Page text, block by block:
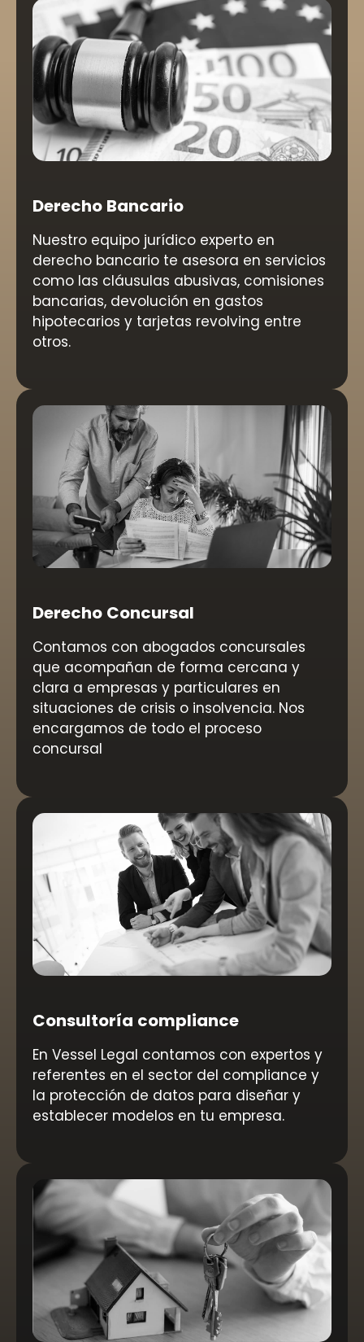
Derecho Bancario
Nuestro equipo jurídico experto en
derecho bancario te asesora en servicios
como las cláusulas abusivas, comisiones
bancarias, devolución en gastos
hipotecarios y tarjetas revolving entre
otros.
Derecho Concursal
Contamos con abogados concursales
que acompañan de forma cercana y
clara a empresas y particulares en
situaciones de crisis o insolvencia. Nos
encargamos de todo el proceso
concursal
Consultoría compliance
En Vessel Legal contamos con expertos y
referentes en el sector del compliance y
la protección de datos para diseñar y
establecer modelos en tu empresa.